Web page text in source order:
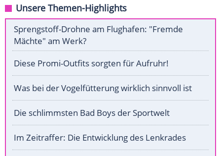
Unsere Themen-Highlights
Sprengstoff-Drohne am Flughafen: "Fremde
Mächte" am Werk?
Diese Promi-Outfits sorgten für Aufruhr!
Was bei der Vogelfütterung wirklich sinnvoll ist
Die schlimmsten Bad Boys der Sportwelt
Im Zeitraffer: Die Entwicklung des Lenkrades